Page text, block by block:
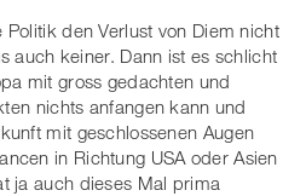
den Verlust von Diem nicht
auch keiner. Dann ist es schlicht
mit gross gedachten und
nichts anfangen kann und
mit geschlossenen Augen
in Richtung USA oder Asien
ja auch dieses Mal prima